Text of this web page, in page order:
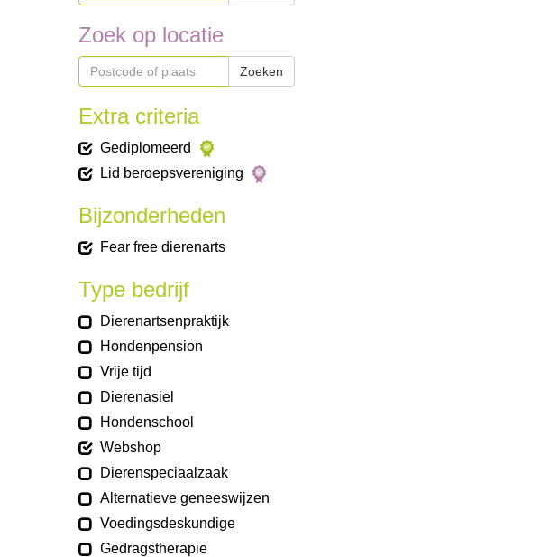
Zoek op locatie
Zoeken
Extra criteria
Gediplomeerd
Lid beroepsvereniging
Bijzonderheden
Fear free dierenarts
Type bedrijf
Dierenartsenpraktijk
Hondenpension
Vrije tijd
Dierenasiel
Hondenschool
Webshop
Dierenspeciaalzaak
Alternatieve geneeswijzen
Voedingsdeskundige
Gedragstherapie